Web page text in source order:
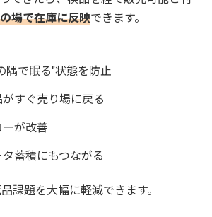
場で在庫に反映できます。
隅で眠る"状態を防止
すぐ売り場に戻る
が改善
蓄積にもつながる
課題を大幅に軽減できます。